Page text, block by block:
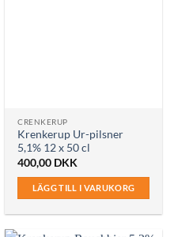
CRENKERUP
Krenkerup Ur-pilsner
5,1% 12 x 50 cl
400,00 DKK
LÄGG TILL I VARUKORG